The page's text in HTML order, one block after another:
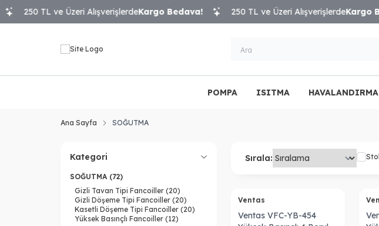
250 TL ve Üzeri AlışverişlerdeKargo Bedava! 250 TL ve Üzeri AlışverişlerdeKargo
POMPA ISITMA HAVALANDIRMA
Ana Sayfa SOĞUTMA
Kategori
SOĞUTMA (72)
Gizli Tavan Tipi Fancoiller (20)
Gizli Döşeme Tipi Fancoiller (20)
Kasetli Döşeme Tipi Fancoiller (20)
Yüksek Basınçlı Fancoiller (12)
Sırala:
Ventas
Ventas VFC-YB-454